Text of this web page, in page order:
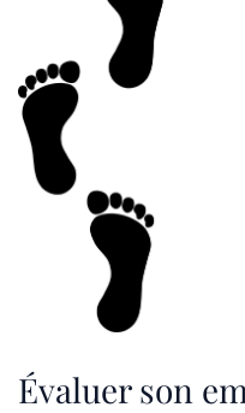
Évaluer son